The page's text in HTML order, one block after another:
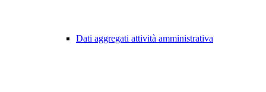
Dati aggregati attività amministrativa